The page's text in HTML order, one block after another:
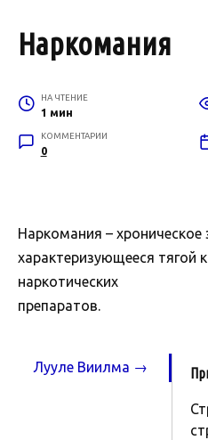
Наркомания
НА ЧТЕНИЕ
1 мин
КОММЕНТАРИИ
0
Наркомания – хроническое
характеризующееся тягой
наркотических
препаратов.
Лууле Виилма →